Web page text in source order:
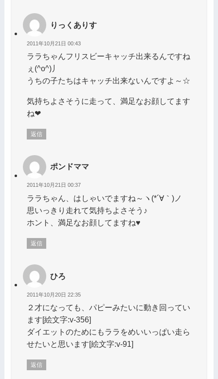
りっくありす
2011年10月21日 00:43
ララちゃんフリスビーキャッチ出来るんですね
ぇ(^o^)丿
うちの子たちはキャッチ出来ないんですよ～☆
気持ちよさそうに走って、満足なお顔してます
ね❤
返信
ポンドママ
2011年10月21日 00:37
ララちゃん、はしゃいでますね～ヽ(*´∀｀)ノ
思いっきり走れて気持ちよさそう♪
ホント、満足なお顔してますね♥
返信
ひろ
2011年10月20日 22:35
２才になっても、パピーみたいに動き回ってい
ます[絵文字:v-356]
ダイエットのためにもララをめいいっぱい走ら
せたいと思います[絵文字:v-91]
返信